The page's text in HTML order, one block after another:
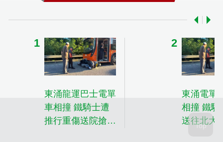
東涌龍運巴士電單
車相撞 鐵騎士遭
推行重傷送院搶救
東涌電單
相撞 鐵騎
送往北大